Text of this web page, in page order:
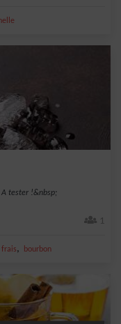
tester !&nbsp;
1
, bourbon